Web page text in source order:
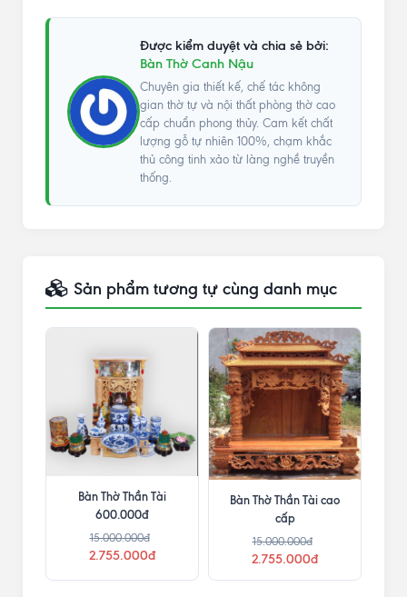
Được kiểm duyệt và chia sẻ bởi:
Bàn Thờ Canh Nậu
Chuyên gia thiết kế, chế tác không
gian thờ tự và nội thất phòng thờ cao
cấp chuẩn phong thủy. Cam kết chất
lượng gỗ tự nhiên 100%, chạm khắc
thủ công tinh xảo từ làng nghề truyền
thống.
Sản phẩm tương tự cùng danh mục
Bàn Thờ Thần Tài
600.000đ
15.000.000đ
2.755.000đ
Bàn Thờ Thần Tài cao
cấp
15.000.000đ
2.755.000đ